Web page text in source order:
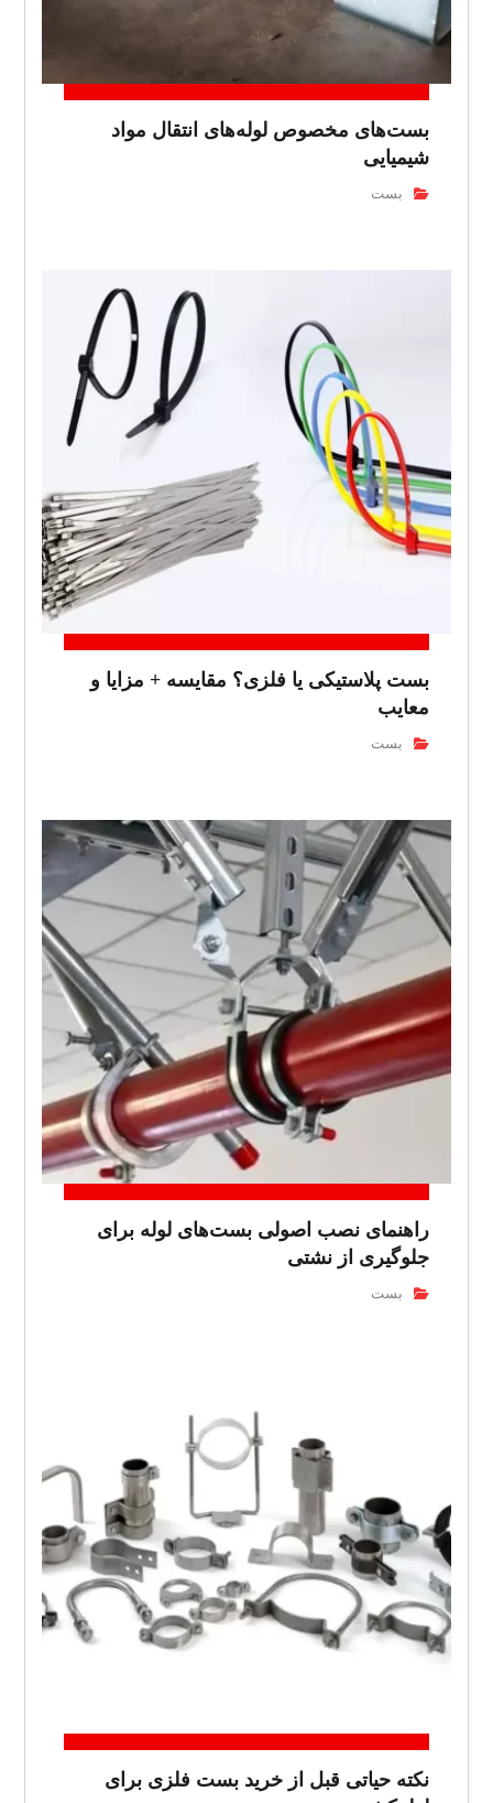
بست‌های مخصوص لوله‌های انتقال مواد
شیمیایی
بست
بست پلاستیکی یا فلزی؟ مقایسه + مزایا و
معایب
بست
راهنمای نصب اصولی بست‌های لوله برای
جلوگیری از نشتی
بست
نکته حیاتی قبل از خرید بست فلزی برای